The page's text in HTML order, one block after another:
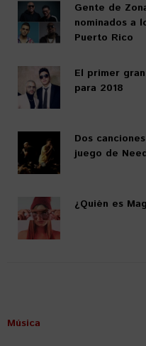
Gente de
nominados a
Puerto Rico
El primer
para 2018
Dos
juego de
¿Quién es
Música